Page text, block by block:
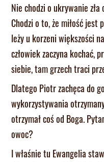
Nie chodzi o ukrywanie
Chodzi o to, że miłość
leży u korzeni większości
człowiek zaczyna kochać,
siebie, tam grzech traci
Dlatego Piotr zachęca do
wykorzystywania
otrzymał coś od Boga.
owoc?
I właśnie tu Ewangelia